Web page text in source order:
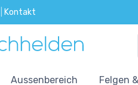
Kontakt
Aussenbereich Felgen